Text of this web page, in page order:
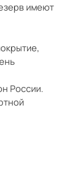
имеют
России.